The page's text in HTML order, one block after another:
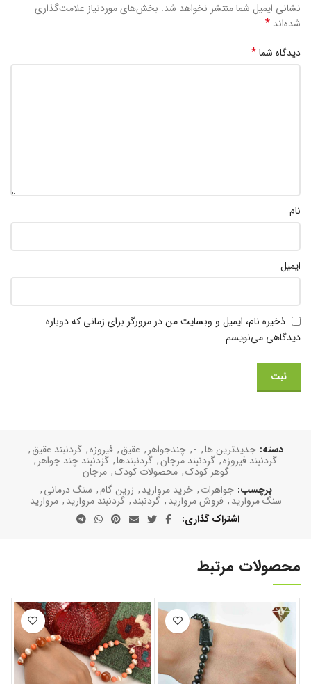
نشانی ایمیل شما منتشر نخواهد شد. بخش‌های موردنیاز علامت‌گذاری
شده‌اند *
دیدگاه شما*
نام
ایمیل
ذخیره نام، ایمیل و وبسایت من در مرورگر برای زمانی که دوباره
دیدگاهی می‌نویسم.
دسته: جدیدترین ها,
-
, چندجواهر , عقیق, فیروزه, گردنبند عقیق,
گردنبند فیروزه, گردنبند مرجان, گردنبند‌‌ها, گزدنبند چند جواهر ,
گوهر کودک, محصولات کودک, مرجان
برچسب: جواهرات, خرید مروارید, زرین گام, سنگ درمانی,
سنگ مروارید, فروش مروارید, گردنبند, گردنبند مروارید, مروارید
اشتراک گذاری
محصولات مرتبط